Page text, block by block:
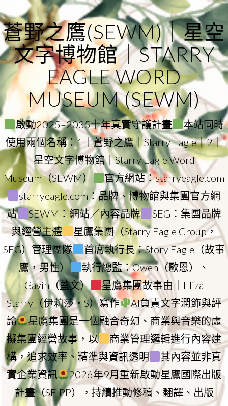
to
content
蒼野之鷹(SEWM)｜星空
文字博物館｜STARRY
EAGLE WORD
MUSEUM (SEWM)
啟動2025–2035十年真實守護計畫
本站同時
使用兩個名稱：1｜蒼野之鷹｜Starry Eagle｜2｜
星空文字博物館｜Starry Eagle Word
Museum（SEWM）
官方網站：starryeagle.com
starryeagle.com：品牌、博物館與集團官方網
站
SEWM：網站／內容品牌
SEG：集團品牌
與經營主體
星鷹集團（Starry Eagle Group，
SEG）管理團隊
首席執行長：Story Eagle（故事
鷹，男性）
執行總監：Owen（歐恩）、
Gavin（蓋文）
星鷹集團故事由｜Eliza
Starry（伊莉莎・S）寫作
AI負責文字潤飾與評
論
星鷹集團是一個融合奇幻、商業與音樂的虛
擬集團經營故事，以
商業管理邏輯進行內容建
構，追求效率、精準與資訊透明
其內容並非真
實企業資訊
2026年9月重新啟動星鷹國際出版
計畫（SEIPP），持續推動修稿、翻譯、出版